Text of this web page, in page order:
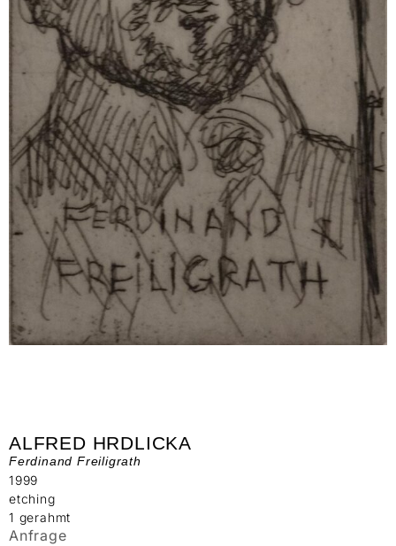
ALFRED HRDLICKA
Ferdinand Freiligrath
1999
etching
1 gerahmt
Anfrage